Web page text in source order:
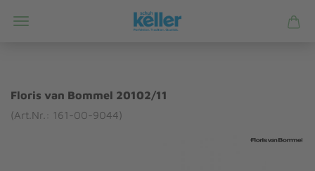
Floris van Bommel 20102/11
(Art.Nr.: 161-00-9044)